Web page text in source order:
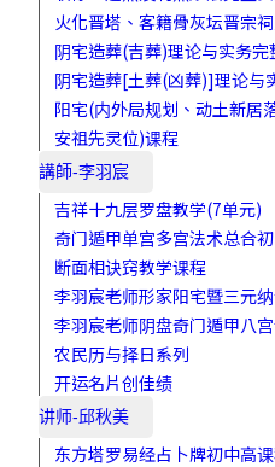
火化晋塔、客籍骨灰坛晋宗
阴宅造葬(吉葬)理论与实务完
阴宅造葬[土葬(凶葬)]理论与
阳宅(内外局规划、动土新居
安祖先灵位)课程
講師-李羽宸
吉祥十九层罗盘教学(7单元)
奇门遁甲单宫多宫法术总合
断面相诀窍教学课程
李羽宸老师形家阳宅暨三元
李羽宸老师阴盘奇门遁甲八
农民历与择日系列
开运名片创佳绩
讲师-邱秋美
东方塔罗易经占卜牌初中高